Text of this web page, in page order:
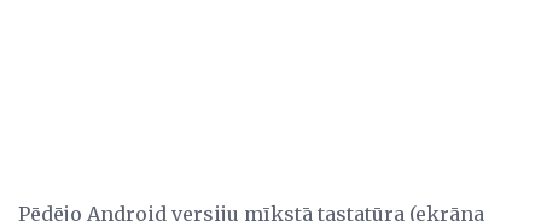
Pēdējo Android versiju mīkstā tastatūra (ekrāna